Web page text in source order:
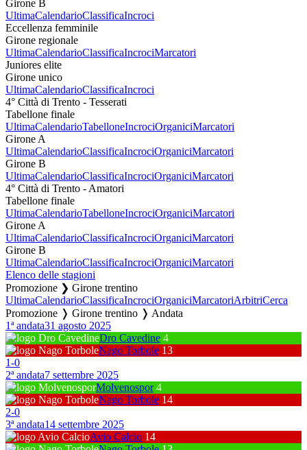
Girone B
UltimaCalendarioClassificaIncroci
Eccellenza femminile
Girone regionale
UltimaCalendarioClassificaIncrociMarcatori
Juniores elite
Girone unico
UltimaCalendarioClassificaIncroci
4° Città di Trento - Tesserati
Tabellone finale
UltimaCalendarioTabelloneIncrociOrganiciMarcatori
Girone A
UltimaCalendarioClassificaIncrociOrganiciMarcatori
Girone B
UltimaCalendarioClassificaIncrociOrganiciMarcatori
4° Città di Trento - Amatori
Tabellone finale
UltimaCalendarioTabelloneIncrociOrganiciMarcatori
Girone A
UltimaCalendarioClassificaIncrociOrganiciMarcatori
Girone B
UltimaCalendarioClassificaIncrociOrganiciMarcatori
Elenco delle stagioni
Promozione ❯ Girone trentino
UltimaCalendarioClassificaIncrociOrganiciMarcatoriArbitriCerca
Promozione ❭ Girone trentino ❭ Andata
1ª andata31 agosto 2025
Dro Cavedine 4
Nago Torbole 13
1-0
2ª andata7 settembre 2025
Molvenospor 4
Nago Torbole 14
2-0
3ª andata14 settembre 2025
Avio Calcio 14